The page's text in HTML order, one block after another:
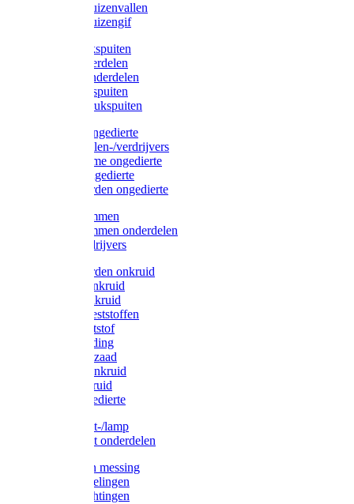
Ratten / Muizenvallen
Ratten / Muizengif
Gloria drukspuiten
Gloria onderdelen
Gardena onderdelen
Dario drukspuiten
Gardena drukspuiten
Diversen ongedierte
Insectenvallen-/verdrijvers
Protect Home ongedierte
Solabiol ongedierte
Protect Garden ongedierte
Mollenklemmen
Mollenklemmen onderdelen
Mollenverdrijvers
Protect Garden onkruid
Diversen onkruid
Solabiol onkruid
Solabiol meststoffen
Pokon meststof
Pokon voeding
Pokon graszaad
Roundup onkruid
Pokon onkruid
Pokon ongedierte
Vliegenkast-/lamp
Vliegenkast onderdelen
Zuigkorven messing
Geka koppelingen
Geka afdichtingen